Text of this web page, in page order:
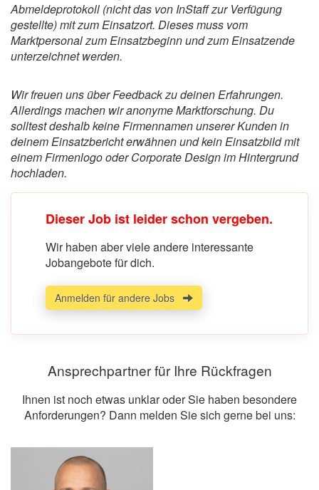
Abmeldeprotokoll (nicht das von InStaff zur Verfügung
gestellte) mit zum Einsatzort. Dieses muss vom
Marktpersonal zum Einsatzbeginn und zum Einsatzende
unterzeichnet werden.
Wir freuen uns über Feedback zu deinen Erfahrungen.
Allerdings machen wir anonyme Marktforschung. Du
solltest deshalb keine Firmennamen unserer Kunden in
deinem Einsatzbericht erwähnen und kein Einsatzbild mit
einem Firmenlogo oder Corporate Design im Hintergrund
hochladen.
Dieser Job ist leider schon vergeben.
Wir haben aber viele andere interessante
Jobangebote für dich.
Anmelden für andere Jobs
Ansprechpartner für Ihre Rückfragen
Ihnen ist noch etwas unklar oder Sie haben besondere
Anforderungen? Dann melden Sie sich gerne bei uns: